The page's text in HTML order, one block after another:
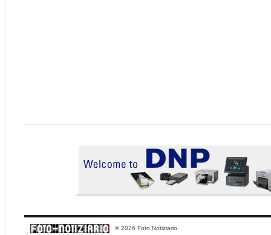
© 2026 Foto Notiziario.